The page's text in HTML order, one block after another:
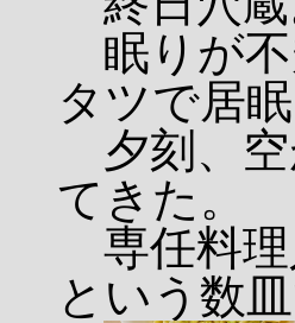
眠りが不
タツで居
夕刻、空
てきた。
専任料理
という数皿